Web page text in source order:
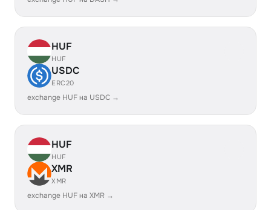
HUF
HUF
USDC
ERC20
exchange HUF на USDC →
HUF
HUF
XMR
XMR
exchange HUF на XMR →